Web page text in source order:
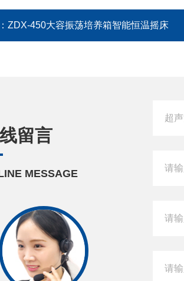
ZDX-450大容振荡培养箱智能恒温摇床
留言
MESSAGE